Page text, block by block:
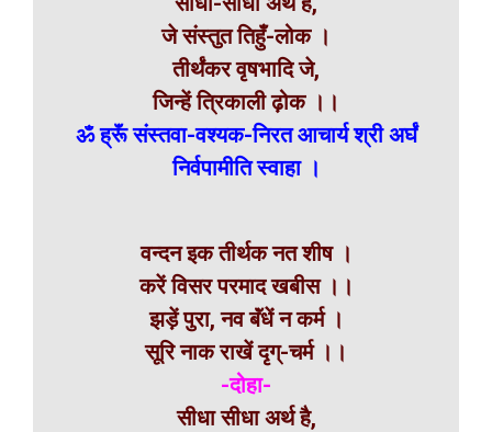
जे संस्तुत तिहुँ-लोक ।
तीर्थंकर वृषभादि जे,
जिन्हें त्रिकाली ढ़ोक ।।
ॐ ह्रूॅं संस्तवा-वश्यक-निरत आचार्य श्री अर्घं
निर्वपामीति स्वाहा ।
वन्दन इक तीर्थक नत शीष ।
करें विसर परमाद खबीस ।।
झड़ें पुरा, नव बॅंधें न कर्म ।
सूरि नाक राखें दृग्-चर्म ।।
-दोहा-
सीधा सीधा अर्थ है,